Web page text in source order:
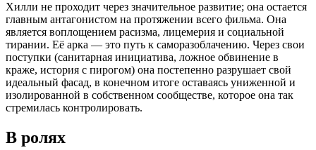
Хилли не проходит через значительное развитие; она остается
главным антагонистом на протяжении всего фильма. Она
является воплощением расизма, лицемерия и социальной
тирании. Её арка — это путь к саморазоблачению. Через свои
поступки (санитарная инициатива, ложное обвинение в
краже, история с пирогом) она постепенно разрушает свой
идеальный фасад, в конечном итоге оставаясь униженной и
изолированной в собственном сообществе, которое она так
стремилась контролировать.
В ролях